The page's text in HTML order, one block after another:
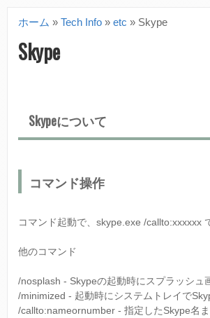
現
在
ホーム » Tech Info » etc » Skype
Skype
Skypeについて
コマンド操作
コマンド起動で、skype.exe /callto:xxxxxx
他のコマンド
/nosplash - Skypeの起動時にスプラッシュ
/minimized - 起動時にシステムトレイで
/callto:nameornumber - 指定したSkype名